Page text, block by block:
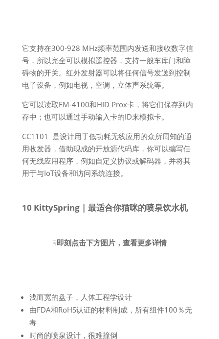
它支持在300-928 MHz频率范围内发送和接收数字信
号，所以完全可以模拟遥控器，支持一般车库门和障
碍物的开关。红外发射器可以将任何信号发送到控制
电子设备，例如电视，空调，立体声系统等。
它可以读取EM-4100和HID Prox卡，将它们保存到内
存中；也可以通过手动输入卡的ID来模拟卡。
CC1101 是设计用于低功耗无线应用的众所周知的通
用收发器，借助现成的开放源代码库，你可以编写任
何无线应用程序，例如自定义协议或解码器，并将其
用于与IoT设备和访问系统连接。
10 KittySpring | 最适合你猫咪的喷泉饮水机
☟即刻点击下方图片，查看更多详情
浅而宽的盘子，人体工程学设计
由FDA和RoHS认证的材料制成，所有组件100％无
毒
时尚的喷泉设计，很难撞倒